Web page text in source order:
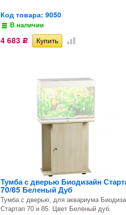
Код товара: 9050
В наличии
4 683 Р
Тумба с дверью Биодизайн
70/85 Беленый Дуб
Тумба с дверью, для аквариума
Стартап 70 и 85. Цвет Белёный дуб.